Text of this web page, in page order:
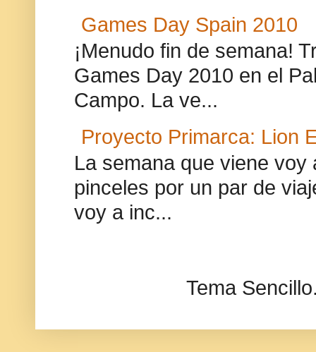
Games Day Spain 2010
¡Menudo fin de semana!
Games Day 2010 en el
Campo. La ve...
Proyecto Primarca: Lion
La semana que viene
pinceles por un par de
voy a inc...
Tema